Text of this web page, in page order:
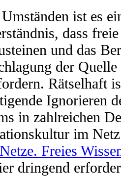
ist es
dass
und das
der
Rätselhaft
Ignorieren
in zahlreichen
im
Freies
dringend